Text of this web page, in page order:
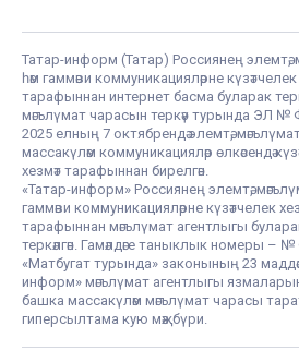
Татар-информ (Татар) Россиянең элемтә,
һәм гаммәви коммуникацияләрне
тарафыннан интернет басма буларак
мәгълүмат чарасын теркәү турында ЭЛ
2025 елның 7 октябрендә элемтә,
массакүләм коммуникацияләр өлкәсендә
хезмәт тарафыннан бирелгән.
«Татар-информ» Россиянең элемтә,
гаммәви коммуникацияләрне күзәтчелек
тарафыннан мәгълүмат агентлыгы
теркәлгән. Гамәлдәге таныклык номеры –
«Матбугат турында» законының 23
информ» мәгълүмат агентлыгы
башка массакүләм мәгълүмат чарасы
гиперсылтама кую мәҗбүри.